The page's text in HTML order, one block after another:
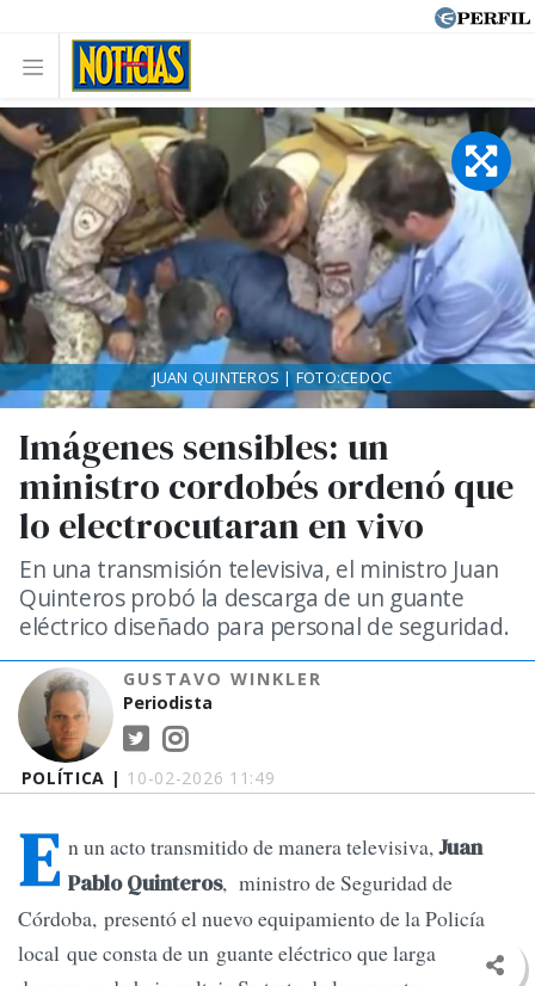
POLÍTICA | 10-02-2026 11:49
Imágenes sensibles: un
ministro cordobés ordenó que
lo electrocutaran en vivo
En una transmisión televisiva, el ministro Juan
Quinteros probó la descarga de un guante
eléctrico diseñado para personal de seguridad.
GUSTAVO WINKLER
Periodista
JUAN QUINTEROS | FOTO:CEDOC
E n un acto transmitido de manera televisiva,Juan
Pablo Quinteros, ministro de Seguridad de
Córdoba, presentó el nuevo equipamiento de la Policía
local que consta de un guante eléctrico que larga